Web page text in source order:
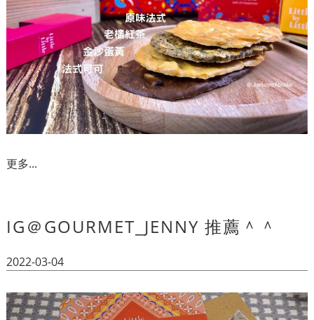
更多...
IG＠GOURMET_JENNY 推薦＾＾
2022-03-04